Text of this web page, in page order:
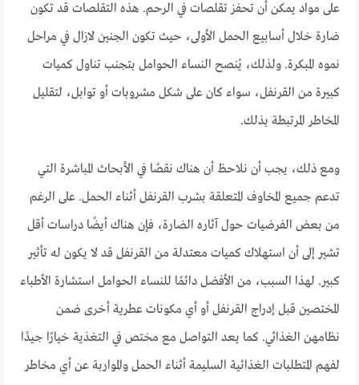
على مواد يمكن أن تحفز تقلصات في الرحم. هذه التقلصات قد تكون
ضارة خلال أسابيع الحمل الأولى، حيث تكون الجنين لازال في مراحل
نموه المبكرة. ولذلك، يُنصح النساء الحوامل بتجنب تناول كميات
كبيرة من القرنفل، سواء كان على شكل مشروبات أو توابل، لتقليل
المخاطر المرتبطة بذلك.
ومع ذلك، يجب أن نلاحظ أن هناك نقصًا في الأبحاث المباشرة التي
تدعم جميع المخاوف المتعلقة بشرب القرنفل أثناء الحمل. على الرغم
من بعض الفرضيات حول آثاره الضارة، فإن هناك أيضًا دراسات أقل
تشير إلى أن استهلاك كميات معتدلة من القرنفل قد لا يكون له تأثير
كبير. لهذا السبب، من الأفضل دائمًا للنساء الحوامل استشارة الأطباء
المختصين قبل إدراج القرنفل أو أي مكونات عطرية أخرى ضمن
نظامهن الغذائي. كما يعد التواصل مع مختص في التغذية خيارًا جيدًا
لفهم المتطلبات الغذائية السليمة أثناء الحمل والمواربة عن أي مخاطر